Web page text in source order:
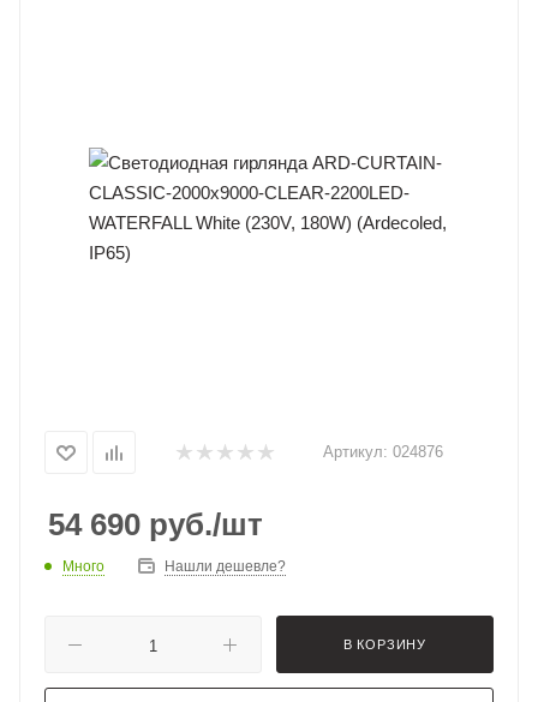
Артикул: 024876
54 690 руб./шт
Много Нашли дешевле?
В КОРЗИНУ